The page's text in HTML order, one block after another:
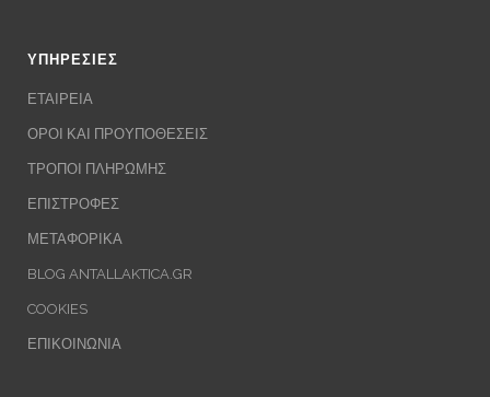
ΥΠΗΡΕΣΙΕΣ
ΕΤΑΙΡΕΙΑ
ΟΡΟΙ ΚΑΙ ΠΡΟΥΠΟΘΕΣΕΙΣ
ΤΡΟΠΟΙ ΠΛΗΡΩΜΗΣ
ΕΠΙΣΤΡΟΦΕΣ
ΜΕΤΑΦΟΡΙΚΑ
BLOG ANTALLAKTICA.GR
COOKIES
ΕΠΙΚΟΙΝΩΝΙΑ